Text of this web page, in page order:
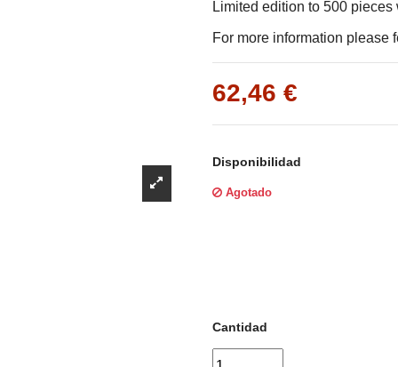
Limited edition to 500 pieces
For more information please
62,46 €
Disponibilidad
Agotado
Cantidad